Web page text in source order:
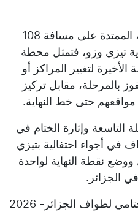
أما المرحلة العاشرة والأخيرة، الممتدة على مسافة 108
تيزي وزو، فتمثل محطة
لتغيير المراكز أو
بالمرحلة، مقابل تركيز
حتى خط النهاية.
التاسعة وإثارة الختام في
في أجواء احتفالية بتيزي
نقطة النهاية لواحدة
الجزائر.
والجدير بالذكر، ان السباق الختامي لطواف الجزائر- 2026